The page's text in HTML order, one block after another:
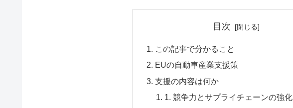
目次
この記事で分かること
EUの自動車産業支援策
支援の内容は何か
1. 競争力とサプライチェーンの強化